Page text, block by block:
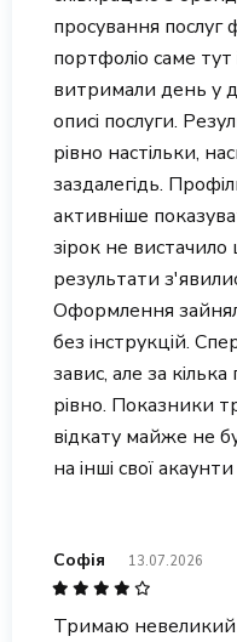
просування послуг
портфоліо саме
витримали день у
описі послуги.
рівно настільки,
заздалегідь.
активніше
зірок не вистачило
результати
Оформлення
без інструкцій.
завис, але за
рівно. Показники
відкату майже не
на інші свої
Софія 13.07.2026
Тримаю невеликий